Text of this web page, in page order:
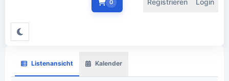
0 Registrieren Login
Listenansicht Kalender